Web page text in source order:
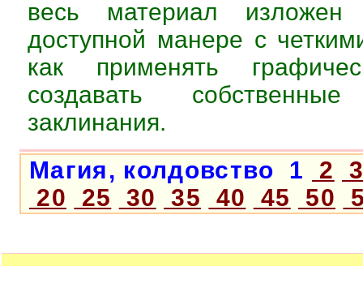
весь материал
доступной манере с
как применять
создавать
заклинания.
Магия, колдовство 1
2
20
25 30 35 40 45 50